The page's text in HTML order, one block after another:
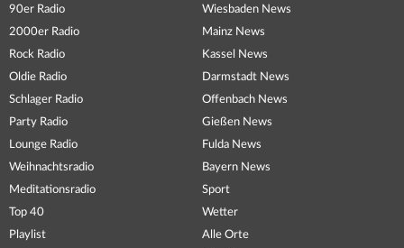
90er Radio
2000er Radio
Rock Radio
Oldie Radio
Schlager Radio
Party Radio
Lounge Radio
Weihnachtsradio
Meditationsradio
Top 40
Playlist
Wiesbaden News
Mainz News
Kassel News
Darmstadt News
Offenbach News
Gießen News
Fulda News
Bayern News
Sport
Wetter
Alle Orte